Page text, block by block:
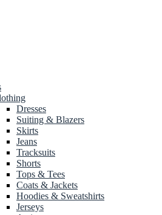
Dresses
Suiting & Blazers
Skirts
Jeans
Tracksuits
Shorts
Tops & Tees
Coats & Jackets
Hoodies & Sweatshirts
Jerseys